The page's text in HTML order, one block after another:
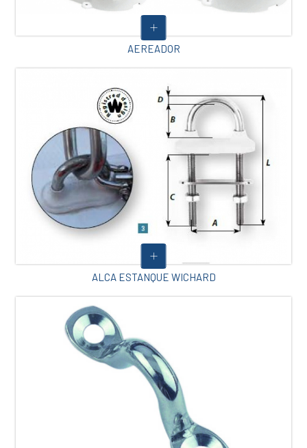
AEREADOR
ALCA ESTANQUE WICHARD